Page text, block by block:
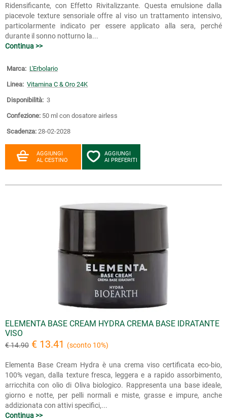
Ridensificante, con Effetto Rivitalizzante. Questa emulsione dalla
piacevole texture sensoriale offre al viso un trattamento intensivo,
particolarmente indicato per essere applicato alla sera, perché
durante il sonno notturno la...
Continua >>
Marca: L'Erbolario
Linea: Vitamina C & Oro 24K
Disponibilità: 3
Confezione: 50 ml con dosatore airless
Scadenza: 28-02-2028
AGGIUNGI
AL CESTINO
AGGIUNGI
AI PREFERITI
ELEMENTA BASE CREAM HYDRA CREMA BASE IDRATANTE
VISO
€ 14.90 € 13.41 (sconto 10%)
Elementa Base Cream Hydra è una crema viso certificata eco-bio,
100% vegan, dalla texture fresca, leggera e a rapido assorbimento,
arricchita con olio di Oliva biologico. Rappresenta una base ideale,
giorno e notte, per pelli normali e miste, grasse e impure, anche
addizionata con attivi specifici,...
Continua >>